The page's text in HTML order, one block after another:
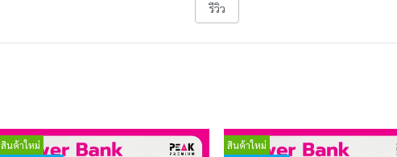
รีวิว
สินค้าใหม่
สินค้าใหม่